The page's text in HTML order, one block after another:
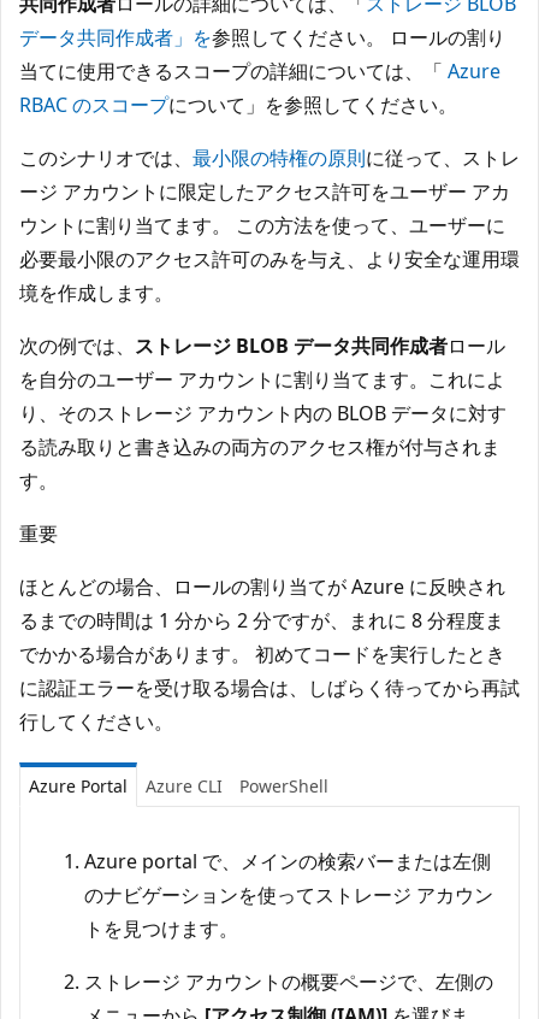
データ共同作成者」を参照してください。 ロールの割り
当てに使用できるスコープの詳細については、「 Azure
RBAC のスコープについて」を参照してください。
このシナリオでは、 最小限の特権の原則に従って、ストレ
ージ アカウントに限定したアクセス許可をユーザー アカ
ウントに割り当てます。 この方法を使って、ユーザーに
必要最小限のアクセス許可のみを与え、より安全な運用環
境を作成します。
次の例では、 ストレージ BLOB データ共同作成者ロール
を自分のユーザー アカウントに割り当てます。これによ
り、そのストレージ アカウント内の BLOB データに対す
る読み取りと書き込みの両方のアクセス権が付与されま
す。
重要
ほとんどの場合、ロールの割り当てが Azure に反映され
るまでの時間は 1 分から 2 分ですが、まれに 8 分程度ま
でかかる場合があります。 初めてコードを実行したとき
に認証エラーを受け取る場合は、しばらく待ってから再試
行してください。
Azure Portal Azure CLI PowerShell
Azure portal で、メインの検索バーまたは左側
のナビゲーションを使ってストレージ アカウン
トを見つけます。
ストレージ アカウントの概要ページで、左側の